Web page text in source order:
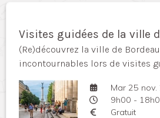
Visites guidées de la ville
(Re)découvrez la ville de
incontournables lors de visites
Mar 25 nov.
9h00 -
Gratuit